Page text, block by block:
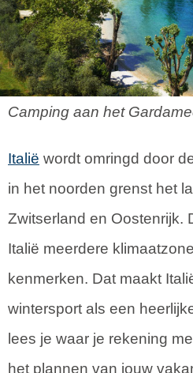
Camping aan het
Italië wordt omringd door
in het noorden grenst het
Zwitserland en Oostenrijk.
Italië meerdere
kenmerken. Dat maakt
wintersport als een
lees je waar je rekening
het plannen van jouw